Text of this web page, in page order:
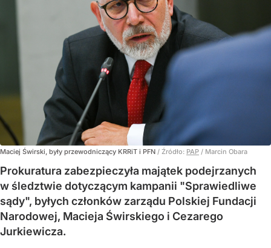
Maciej Świrski, były przewodniczący KRRiT i PFN / Źródło: PAP / Marcin Obara
Prokuratura zabezpieczyła majątek podejrzanych
w śledztwie dotyczącym kampanii "Sprawiedliwe
sądy", byłych członków zarządu Polskiej Fundacji
Narodowej, Macieja Świrskiego i Cezarego
Jurkiewicza.